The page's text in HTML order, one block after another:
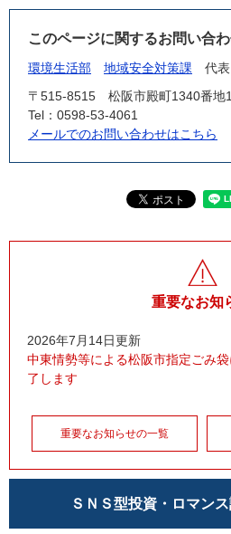
このページに関するお問い合
環境生活部 地域安全対策課
代表
〒515-8515
松阪市殿町1340番地1
Tel：0598-53-4061
メールでのお問い合わせはこちら
重要なお知
2026年7月14日更新
中東情勢等による松阪市指定ごみ
了します
重要なお知らせの一覧
ＳＮＳ型投資・ロマン